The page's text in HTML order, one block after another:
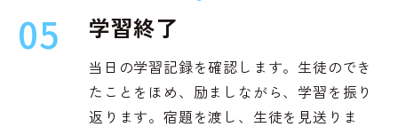
05 学習終了
当日の学習記録を確認します。生徒のでき
たことをほめ、励ましながら、学習を振り
返ります。宿題を渡し、生徒を見送りま